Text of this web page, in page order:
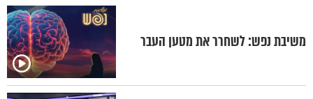
משיבת נפש: לשחרר את מטען העבר